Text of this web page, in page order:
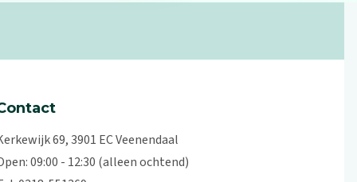
69, 3901 EC Veenendaal
09:00 - 12:30 (alleen ochtend)